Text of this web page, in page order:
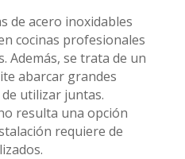
de acero inoxidables
cocinas profesionales
Además, se trata de un
abarcar grandes
utilizar juntas.
resulta una opción
requiere de